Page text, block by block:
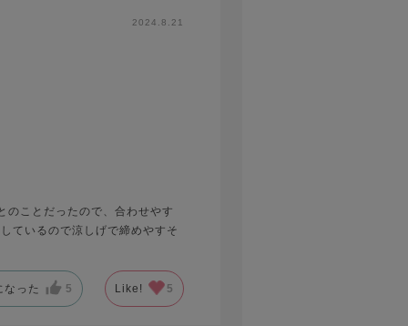
2024.8.21
のことだったので、合わせやす
ているので涼しげで締めやすそ
なった 5 Like! 5